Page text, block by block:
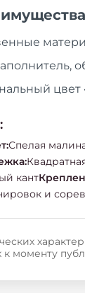
цвет
:Спелая
:
кант
и
к моменту